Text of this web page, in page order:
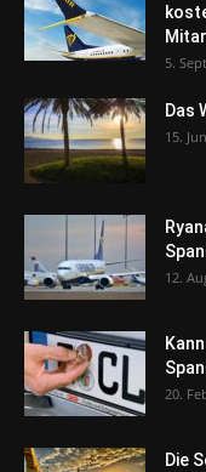
5.
Das
15.
12.
20.
Die